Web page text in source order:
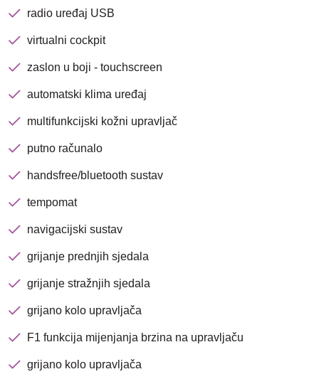
radio uređaj USB
virtualni cockpit
zaslon u boji - touchscreen
automatski klima uređaj
multifunkcijski kožni upravljač
putno računalo
handsfree/bluetooth sustav
tempomat
navigacijski sustav
grijanje prednjih sjedala
grijanje stražnjih sjedala
grijano kolo upravljača
F1 funkcija mijenjanja brzina na upravljaču
grijano kolo upravljača
Nova lokacija - Slavonska